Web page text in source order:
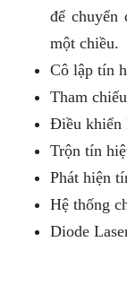
để chuyển
một chiều.
Cô lập tín
Tham
Điều khiển
Trộn tín
Phát hiện
Hệ thống
Diode